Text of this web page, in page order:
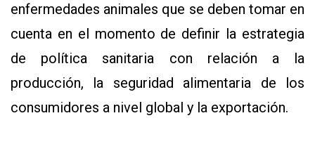
enfermedades animales que se deben tomar en
cuenta en el momento de definir la estrategia
de política sanitaria con relación a la
producción, la seguridad alimentaria de los
consumidores a nivel global y la exportación.